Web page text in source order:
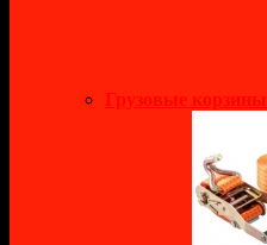
Грузовые корзины